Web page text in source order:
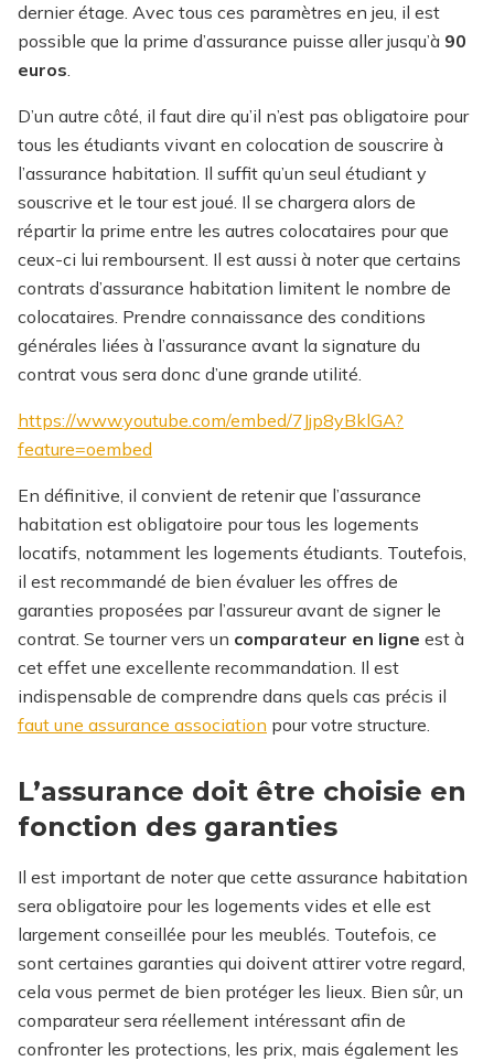
dernier étage. Avec tous ces paramètres en jeu, il est
possible que la prime d’assurance puisse aller jusqu’à 90
euros.
D’un autre côté, il faut dire qu’il n’est pas obligatoire pour
tous les étudiants vivant en colocation de souscrire à
l’assurance habitation. Il suffit qu’un seul étudiant y
souscrive et le tour est joué. Il se chargera alors de
répartir la prime entre les autres colocataires pour que
ceux-ci lui remboursent. Il est aussi à noter que certains
contrats d’assurance habitation limitent le nombre de
colocataires. Prendre connaissance des conditions
générales liées à l’assurance avant la signature du
contrat vous sera donc d’une grande utilité.
https://www.youtube.com/embed/7Jjp8yBklGA?
feature=oembed
En définitive, il convient de retenir que l’assurance
habitation est obligatoire pour tous les logements
locatifs, notamment les logements étudiants. Toutefois,
il est recommandé de bien évaluer les offres de
garanties proposées par l’assureur avant de signer le
contrat. Se tourner vers un comparateur en ligne est à
cet effet une excellente recommandation. Il est
indispensable de comprendre dans quels cas précis il
faut une assurance association pour votre structure.
L’assurance doit être choisie en
fonction des garanties
Il est important de noter que cette assurance habitation
sera obligatoire pour les logements vides et elle est
largement conseillée pour les meublés. Toutefois, ce
sont certaines garanties qui doivent attirer votre regard,
cela vous permet de bien protéger les lieux. Bien sûr, un
comparateur sera réellement intéressant afin de
confronter les protections, les prix, mais également les